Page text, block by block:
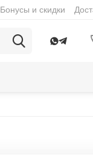
Бонусы и скидки